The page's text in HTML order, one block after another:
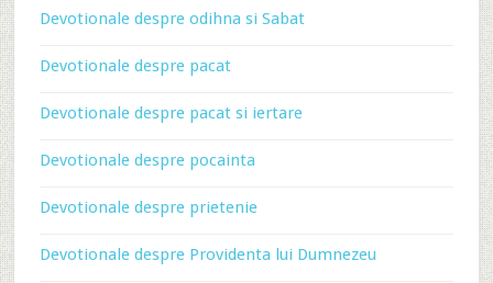
Devotionale despre odihna si Sabat
Devotionale despre pacat
Devotionale despre pacat si iertare
Devotionale despre pocainta
Devotionale despre prietenie
Devotionale despre Providenta lui Dumnezeu